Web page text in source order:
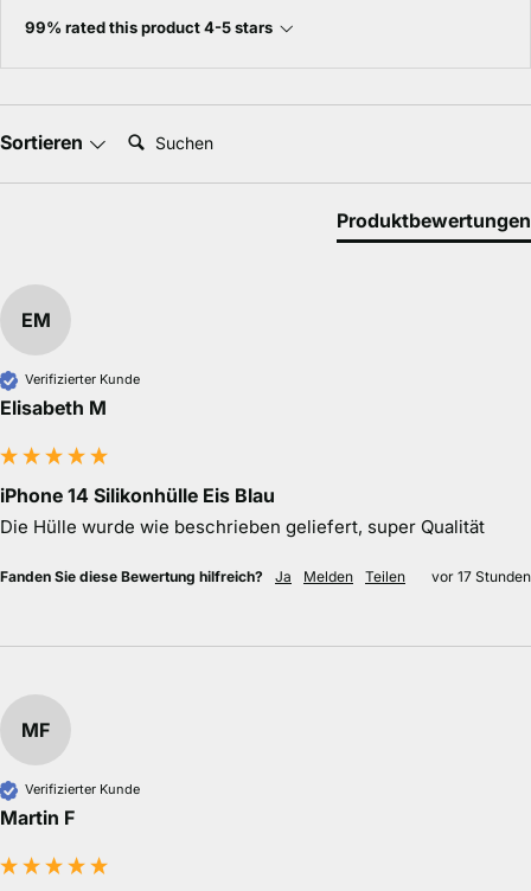
99% rated this product 4-5 stars
Sortieren Suchen:
Produktbewertungen
EM
Verifizierter Kunde
Elisabeth M
iPhone 14 Silikonhülle Eis Blau
Die Hülle wurde wie beschrieben geliefert, super Qualität
Fanden Sie diese Bewertung hilfreich? Ja Melden Teilen vor 17 Stunden
MF
Verifizierter Kunde
Martin F